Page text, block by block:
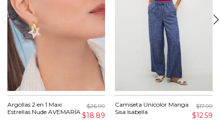
Argollas 2 en 1 Maxi
Estrellas Nude AVEMARÍA
$26.99
$18.89
Camiseta Unicolor Manga
Sisa Isabella
$17.99
$12.59